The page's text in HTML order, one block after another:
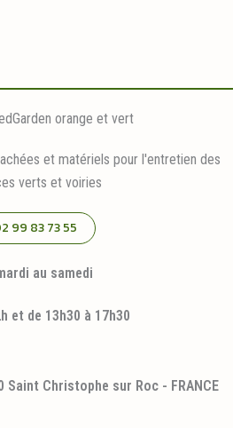
et matériels pour l'entretien des
verts et voiries
99 83 73 55
au samedi
et de 13h30 à 17h30
Saint Christophe sur Roc - FRANCE